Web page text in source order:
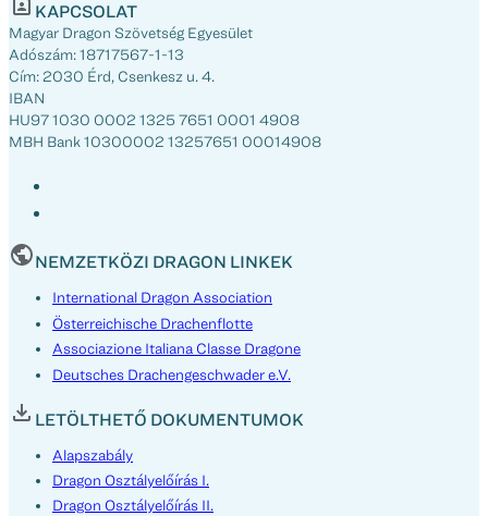
KAPCSOLAT
Magyar Dragon Szövetség Egyesület
Adószám: 18717567-1-13
Cím: 2030 Érd, Csenkesz u. 4.
IBAN
HU97 1030 0002 1325 7651 0001 4908
MBH Bank 10300002 13257651 00014908
NEMZETKÖZI DRAGON LINKEK
International Dragon Association
Österreichische Drachenflotte
Associazione Italiana Classe Dragone
Deutsches Drachengeschwader e.V.
LETÖLTHETŐ DOKUMENTUMOK
Alapszabály
Dragon Osztályelőírás I.
Dragon Osztályelőírás II.